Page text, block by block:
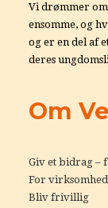
Vi drømmer
ensomme, og
og er en del af
deres
Om
Giv et bidrag –
For
Bliv frivillig